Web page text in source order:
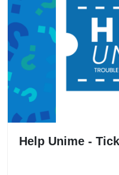
Help Unime -